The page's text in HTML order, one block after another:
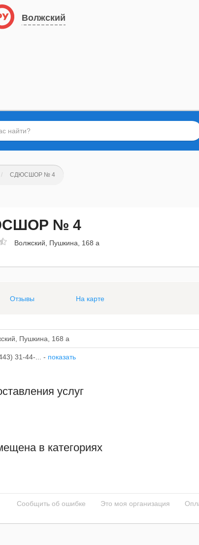
Волжский
СДЮСШОР № 4
№ 4
Волжский, Пушкина, 168 а
Отзывы На карте
Пушкина, 168 а
31-44-... - показать
услуг
в категориях
Сообщить об ошибке Это моя организация